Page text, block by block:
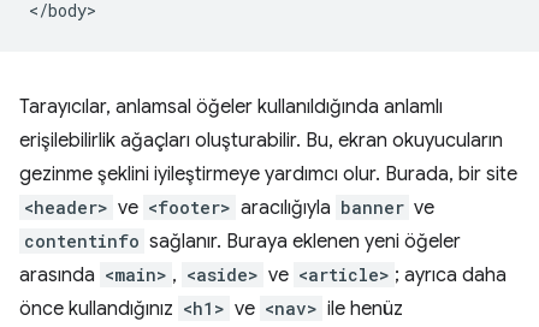
Tarayıcılar, anlamsal öğeler kullanıldığında anlamlı
erişilebilirlik ağaçları oluşturabilir. Bu, ekran okuyucuların
gezinme şeklini iyileştirmeye yardımcı olur. Burada, bir site
<header> ve <footer> aracılığıyla banner ve
contentinfo sağlanır. Buraya eklenen yeni öğeler
arasında <main> , <aside> ve <article> ; ayrıca daha
önce kullandığınız <h1> ve <nav> ile henüz